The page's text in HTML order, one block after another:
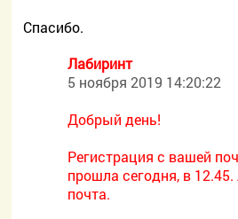
Спасибо.
Лабиринт
5 ноября 2019 14:20:22
Добрый день!
Регистрация с вашей
прошла сегодня, в 12.45.
почта.